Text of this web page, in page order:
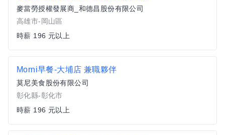
麥當勞授權發展商_和德昌股份有限公司
高雄市-岡山區
時薪 196 元以上
Morni早餐-大埔店 兼職夥伴
莫尼美食股份有限公司
彰化縣-彰化市
時薪 196 元以上